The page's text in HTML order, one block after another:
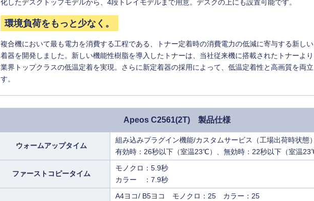
化したデスクトップモデルから、4段トレイモデルまで用意。デスクの上にも設置可能です。
環境負荷をもっと少なく。
複合機において最も電力を消費する工程である、トナー定着時の消費電力の低減に寄与する新し
着器を開発しました。新しい機能性樹脂を導入したトナーは、当社従来機に搭載されたトナーよ
業界トップクラスの低温定着を実現。さらに新定着器の採用によって、低温定着性と高画質を両立
す。
Apeos C2561(2T) 製品仕様
ウォームアップタイム
組み込みプラグイン機能/カスタムサービス（工場出荷時状態）
有効時：26秒以下（室温23℃）、無効時：22秒以下（室温
ファーストコピータイム
モノクロ：5.9秒
カラー ：7.9秒
A4ヨコ/ B5ヨコ モノクロ：25 カラー：25